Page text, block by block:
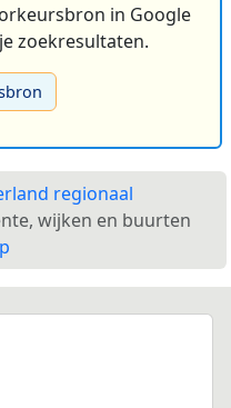
in Google
zoekresultaten.
regionaal
wijken en buurten